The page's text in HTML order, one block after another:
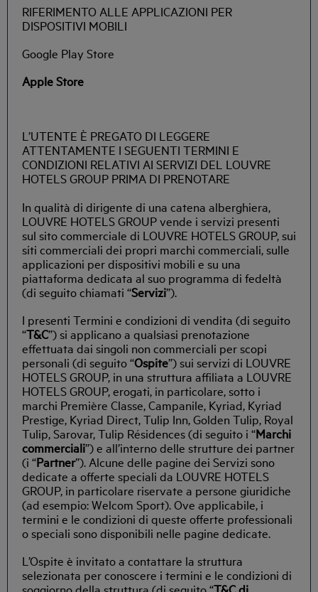
RIFERIMENTO ALLE APPLICAZIONI PER
DISPOSITIVI MOBILI
Google Play Store
Apple Store
L’UTENTE È PREGATO DI LEGGERE
ATTENTAMENTE I SEGUENTI TERMINI E
CONDIZIONI RELATIVI AI SERVIZI DEL LOUVRE
HOTELS GROUP PRIMA DI PRENOTARE
In qualità di dirigente di una catena alberghiera,
LOUVRE HOTELS GROUP vende i servizi presenti
sul sito commerciale di LOUVRE HOTELS GROUP, sui
siti commerciali dei propri marchi commerciali, sulle
applicazioni per dispositivi mobili e su una
piattaforma dedicata al suo programma di fedeltà
(di seguito chiamati “Servizi”).
I presenti Termini e condizioni di vendita (di seguito
“T&C”) si applicano a qualsiasi prenotazione
effettuata dai singoli non commerciali per scopi
personali (di seguito “Ospite”) sui servizi di LOUVRE
HOTELS GROUP, in una struttura affiliata a LOUVRE
HOTELS GROUP, erogati, in particolare, sotto i
marchi Première Classe, Campanile, Kyriad, Kyriad
Prestige, Kyriad Direct, Tulip Inn, Golden Tulip, Royal
Tulip, Sarovar, Tulip Résidences (di seguito i “Marchi
commerciali”) e all’interno delle strutture dei partner
(i “Partner”). Alcune delle pagine dei Servizi sono
dedicate a offerte speciali da LOUVRE HOTELS
GROUP, in particolare riservate a persone giuridiche
(ad esempio: Welcom Sport). Ove applicabile, i
termini e le condizioni di queste offerte professionali
o speciali sono disponibili nelle pagine dedicate.
L’Ospite è invitato a contattare la struttura
selezionata per conoscere i termini e le condizioni di